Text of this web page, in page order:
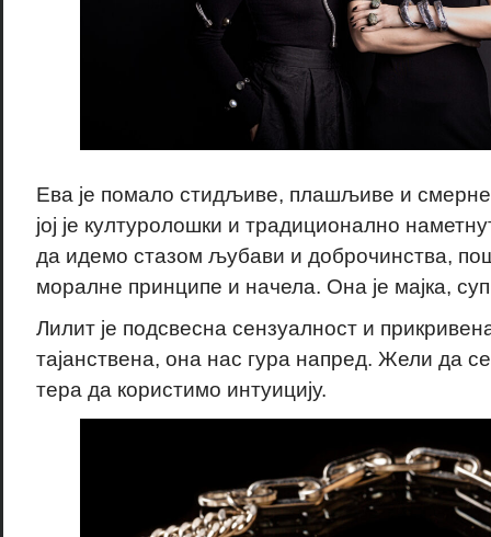
Ева је помало стидљиве, плашљиве и
јој је културолошки и традиционално
да идемо стазом љубави и доброчинства,
моралне принципе и начела. Она је мајка,
Лилит је подсвесна сензуалност и
тајанствена, она нас гура напред. Жели да
тера да користимо интуицију.